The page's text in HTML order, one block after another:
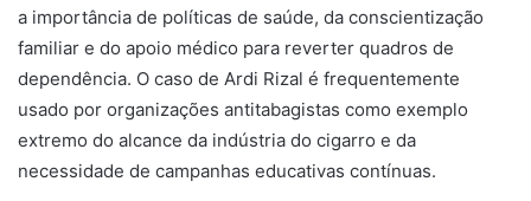
a importância de políticas de saúde, da conscientização
familiar e do apoio médico para reverter quadros de
dependência. O caso de Ardi Rizal é frequentemente
usado por organizações antitabagistas como exemplo
extremo do alcance da indústria do cigarro e da
necessidade de campanhas educativas contínuas.